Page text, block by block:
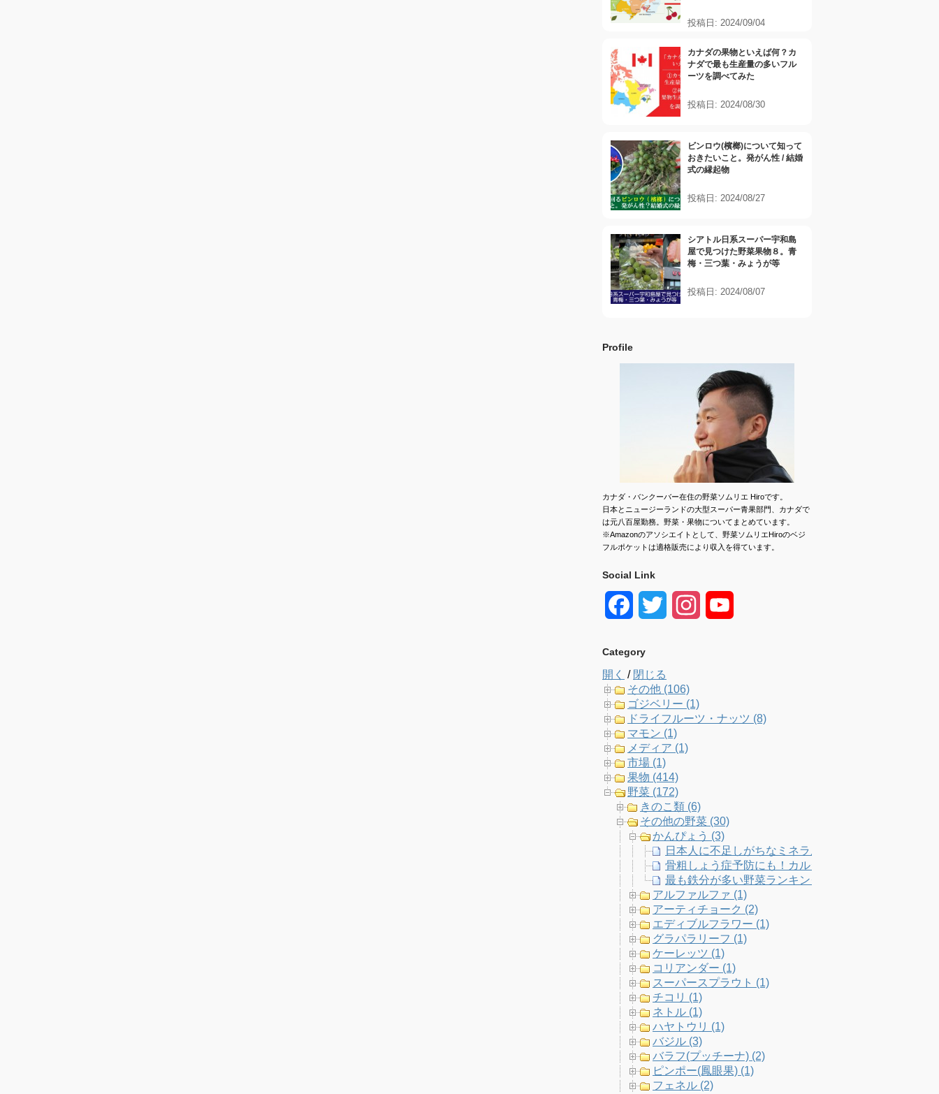
投稿日: 2024/09/04
カナダの果物といえば何？カ
ナダで最も生産量の多いフル
ーツを調べてみた
投稿日: 2024/08/30
ビンロウ(檳榔)について知って
おきたいこと。発がん性 / 結婚
式の縁起物
投稿日: 2024/08/27
シアトル日系スーパー宇和島
屋で見つけた野菜果物８。青
梅・三つ葉・みょうが等
投稿日: 2024/08/07
Profile
カナダ・バンクーバー在住の野菜ソムリエ Hiroです。
日本とニュージーランドの大型スーパー青果部門、カナダで
は元八百屋勤務。野菜・果物についてまとめています。
※Amazonのアソシエイトとして、野菜ソムリエHiroのベジ
フルポケットは適格販売により収入を得ています。
Social Link
e
b
o
o
k
t
t
e
a
m
u
a
n
n
e
l
Category
開く / 閉じる
その他 (106)
ゴジベリー (1)
ドライフルーツ・ナッツ (8)
マモン (1)
メディア (1)
市場 (1)
果物 (414)
野菜 (172)
きのこ類 (6)
その他の野菜 (30)
かんぴょう (3)
日本人に不足しがちなミネラル「亜鉛」が最も多い野
骨粗しょう症予防にも！カルシウムが多い野菜ランキ
最も鉄分が多い野菜ランキング20！貧血予防には何を
アルファルファ (1)
アーティチョーク (2)
エディブルフラワー (1)
グラパラリーフ (1)
ケーレッツ (1)
コリアンダー (1)
スーパースプラウト (1)
チコリ (1)
ネトル (1)
ハヤトウリ (1)
バジル (3)
バラフ(プッチーナ) (2)
ピンポー(鳳眼果) (1)
フェネル (2)